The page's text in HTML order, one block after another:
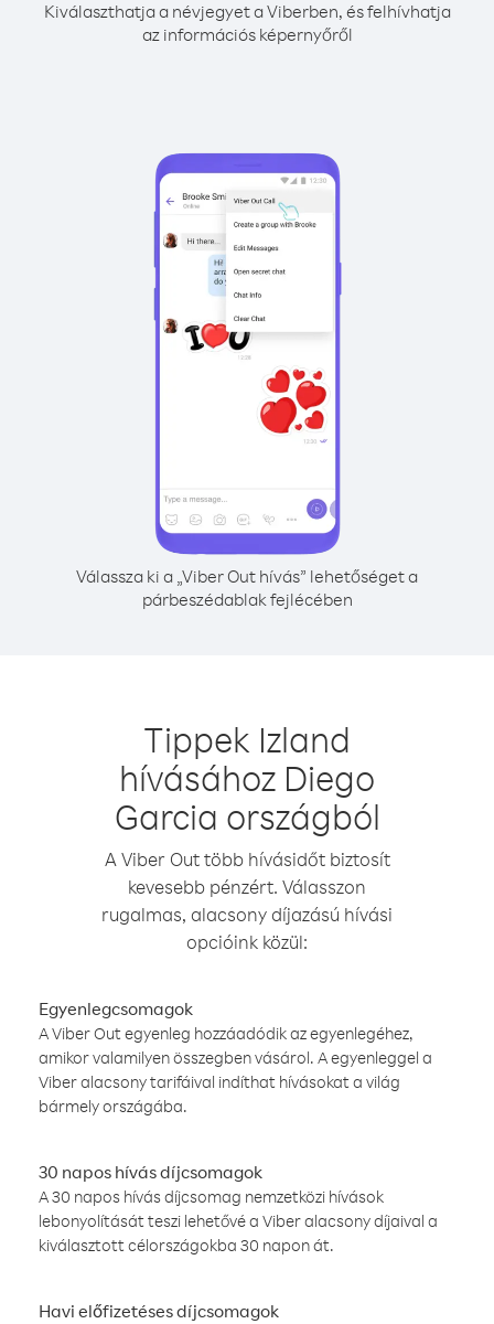
Kiválaszthatja a névjegyet a Viberben, és felhívhatja
az információs képernyőről
Válassza ki a „Viber Out hívás” lehetőséget a
párbeszédablak fejlécében
Tippek Izland
hívásához Diego
Garcia országból
A Viber Out több hívásidőt biztosít
kevesebb pénzért. Válasszon
rugalmas, alacsony díjazású hívási
opcióink közül:
Egyenlegcsomagok
A Viber Out egyenleg hozzáadódik az egyenlegéhez,
amikor valamilyen összegben vásárol. A egyenleggel a
Viber alacsony tarifáival indíthat hívásokat a világ
bármely országába.
30 napos hívás díjcsomagok
A 30 napos hívás díjcsomag nemzetközi hívások
lebonyolítását teszi lehetővé a Viber alacsony díjaival a
kiválasztott célországokba 30 napon át.
Havi előfizetéses díjcsomagok